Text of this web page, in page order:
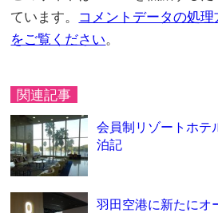
ています。 コメントデータの処
をご覧ください。
関連記事
会員制リゾートホテ
泊記
羽田空港に新たにオ